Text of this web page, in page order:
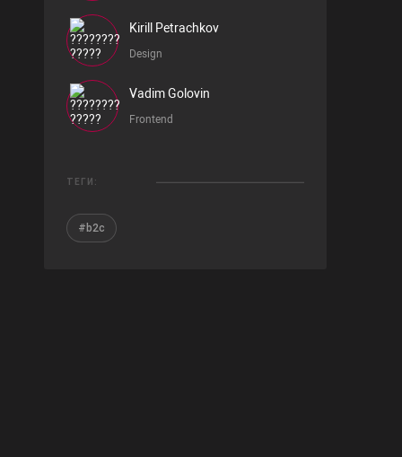
Kirill Petrachkov
Design
Vadim Golovin
Frontend
ТЕГИ:
#b2c